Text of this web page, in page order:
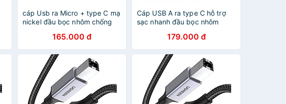
cáp Usb ra Micro + type C mạ
nickel đầu bọc nhôm chống
324MX70555US 1M 5V-5A
màu xám hàng chính hãng
165.000 đ
Cáp USB A ra type C hỗ trợ
sạc nhanh đầu bọc nhôm
Ugreen 294TYC70296US
Hàng chính hãng
179.000 đ